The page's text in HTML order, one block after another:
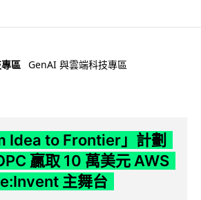
區 GenAI 與雲端科技專區
Idea to Frontier」計劃
贏取 10 萬美元 AWS
主舞台